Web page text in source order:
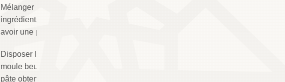
Mélanger pour bien amalgamer tout les
ingrédients puis rajouter le jus d'orange pour
avoir une pâte légère et homogène.
Disposer les rondelles d'orange dans un
moule beurré et fariné puis verser dessus la
pâte obtenue.